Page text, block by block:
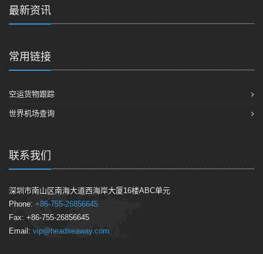
最新资讯
常用链接
空运货物跟踪
世界机场查询
联系我们
深圳市南山区南海大道西海岸大厦16楼ABC单元
Phone: +86-755-26856645
Fax: +86-755-26856645
Email: vip@headseaway.com